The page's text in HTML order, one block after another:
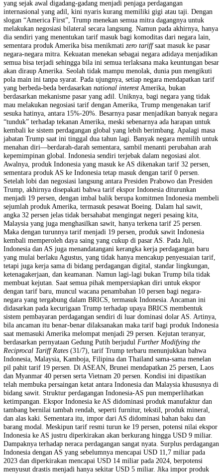
Amerika Serikat merupakan salah satu tujuan ekspor produk sawit
pelak, Indonesia dengan segala cara mencoba mempertahankannya
menjadikan Amerika mengimpor produk sawit sebanyak mungkin.
ingat, itu semua baru akan terealisasi manakala harga sawit kita
sebagai buntut dari tarif Trump yang masih terus mengalami
sangat cepat. Repotnya, Trump seolah menjadikan Indonesia mitra
yang harus “membayar” defisit perdagangan yang dialami oleh
selama satu dekade terakhir. Trump sebagai pemimpin negara adidaya
bahkan telah mengubah arah perdagangan dunia yang semula lebih
mengedepankan multilateralisme menjadi unilateralisme. Akibatnya,
yang sejak awal digadang-gadang menjadi penjaga perdagangan
internasional yang adil, kini nyaris kurang memiliki gigi atau taji.
slogan “America First”, Trump menekan semua mitra dagangnya
melakukan negosiasi bilateral secara langsung. Namun pada
dia sendiri yang menentukan tarif masuk bagi komoditas dari negara
sementara produk Amerika bisa menikmatizero tariffsaat masuk ke
negara-negara mitra. Kekuatan menekan sebagai negara adidaya
semua bisa terjadi sehingga bila ini semua terlaksana maka
akan diraup Amerika. Seolah tidak mampu menolak, dunia pun
pola main ini tanpa syarat. Pada ujungnya, setiap negara
yang berbeda-beda berdasarkannational interestAmerika, bukan
berdasarkan mekanisme pasar yang adil. Uniknya, bagi negara yang
mau melakukan negosiasi tarif dengan Amerika, Trump mengenakan
sesuka hatinya, antara 15%-20%. Besarnya pasar menjadikan banyak
“tunduk” terhadap tekanan Amerika, meski sebenarnya ada harapan
kembali ke sistem perdagangan global yang lebih berimbang. Apalagi
jabatan Trump saat ini tinggal dua tahun lagi. Banyak negara
menahan diri—berdarah-darah sementara, sambil menanti perubahan
kepemimpinan global. Indonesia sendiri terjebak dalam negosiasi
Awalnya, produk Indonesia yang masuk ke AS dikenakan tarif 32
sementara produk AS ke Indonesia tetap masuk dengan tarif 0 persen.
Setelah lobi dan negosiasi langsung antara Presiden Prabowo dan
Trump, akhirnya disepakati bahwa tarif ekspor Indonesia diturunkan
menjadi 19 persen, dengan imbal balik berupa komitmen Indonesia
sejumlah produk Amerika, termasuk pesawat Boeing. Dalam hal
angka 32 persen jelas tidak bersahabat mengingat negeri pesaing kita,
Malaysia yang juga menghasilkan sawit, hanya terkena tarif 25
Maka dengan turunnya tarif menjadi 19 persen, produk sawit
kembali memperoleh daya saing yang cukup di pasar AS. Pada Juli,
Indonesia dan AS juga menandatangani kerangka kerja perdagangan
yang mulai berlaku Agustus, yang tidak hanya mencakup
tetapi juga kerja sama di bidang perdagangan digital, standar
ketenagakerjaan, dan keamanan. Namun lagi-lagi bukan Trump bila
membuat kejutan. Saat semua pihak mempersiapkan diri untuk ekspor
dengan tarif baru, muncul wacana penambahan 10 persen bagi
negara yang tergabung dalam BRICS, termasuk Indonesia. Ancaman
didasarkan pada kecurigaan Trump terhadap upaya BRICS
sistem pembayaran perdagangan sendiri di luar dominasi dolar AS.
bila ancaman itu benar-benar dilaksanakan maka tarif bagi produk
saat memasuki Amerika melompat menjadi 29 persen. Kejutan